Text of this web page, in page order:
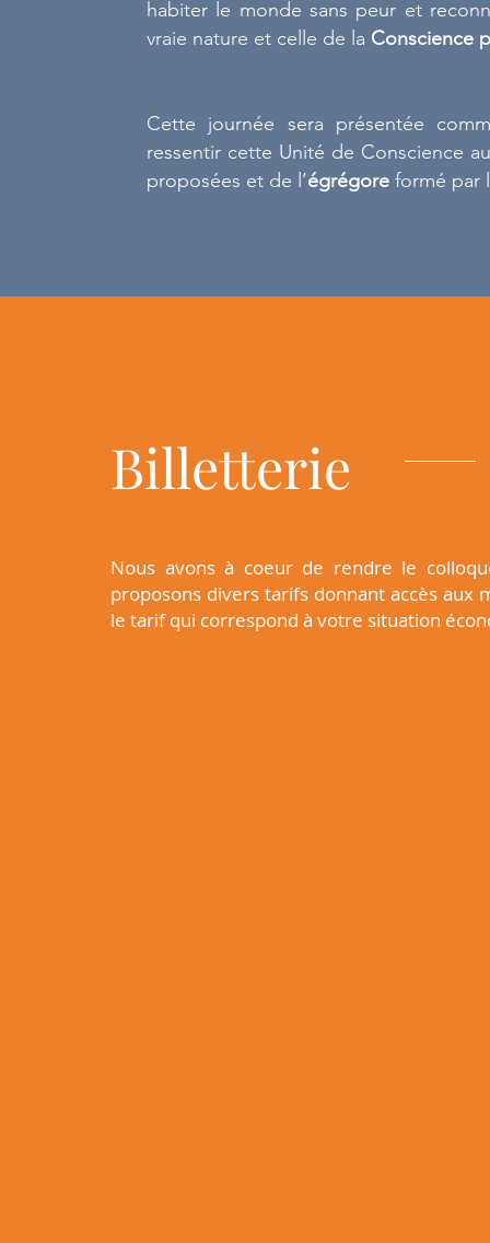
habiter le monde sans peur et
vraie nature et celle de la Conscience
Cette journée sera présentée
ressentir cette Unité de Conscience
proposées et de l’égrégore formé par
Billetterie
Nous avons à coeur de rendre le
proposons divers tarifs donnant accès aux
le tarif qui correspond à votre situation